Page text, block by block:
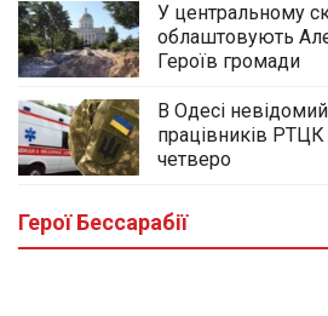
У центральному
облаштовують
Героїв громади
В Одесі невідомий
працівників
четверо
Герої Бессарабії
У центральному сквері
облаштовують Алею Слави
Героїв громади
03.08.2026